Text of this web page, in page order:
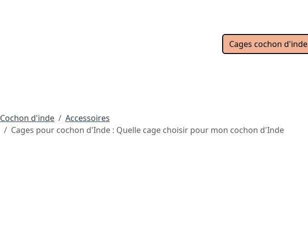
Cages cochon d'inde
Cochon d'inde
Accessoires
Cages pour cochon d'Inde : Quelle cage choisir pour mon cochon d'Inde